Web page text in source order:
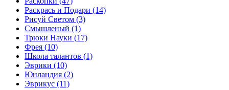
Раскрась и Подари (14)
Рисуй Светом (3)
Смышленый (1)
Трюки Науки (17)
Фрея (10)
Школа талантов (1)
Эврики (10)
Юнландия (2)
Эврикус (11)